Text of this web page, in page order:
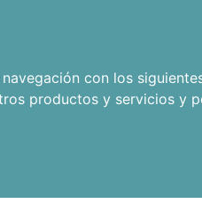
con los
productos y servicios y